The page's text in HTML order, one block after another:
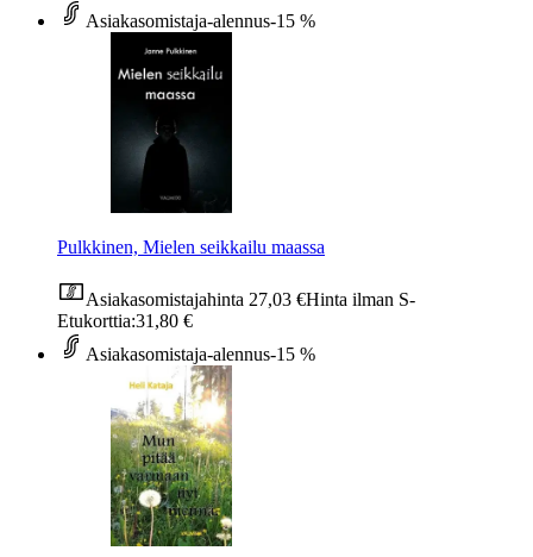
Asiakasomistaja-alennus-15 %
Pulkkinen, Mielen seikkailu maassa
Asiakasomistajahinta 27,03 €Hinta ilman S-
Etukorttia:31,80 €
Asiakasomistaja-alennus-15 %